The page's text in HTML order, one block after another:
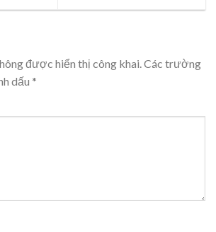
Tốt
Hoa Online Mà Bạn Cần Biết
được hiển thị công khai.Các trường
dấu *